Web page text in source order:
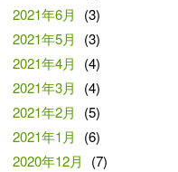
2021年6月
(3)
2021年5月
(3)
2021年4月
(4)
2021年3月
(4)
2021年2月
(5)
2021年1月
(6)
2020年12月
(7)